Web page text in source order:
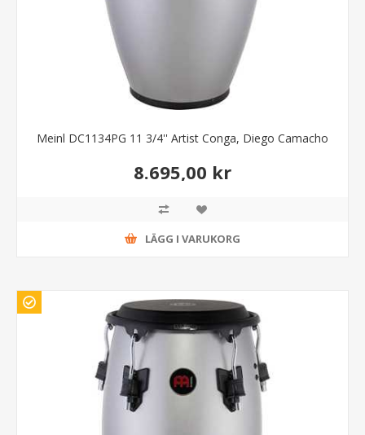
Meinl DC1134PG 11 3/4'' Artist Conga, Diego Camacho
8.695,00 kr
LÄGG I VARUKORG